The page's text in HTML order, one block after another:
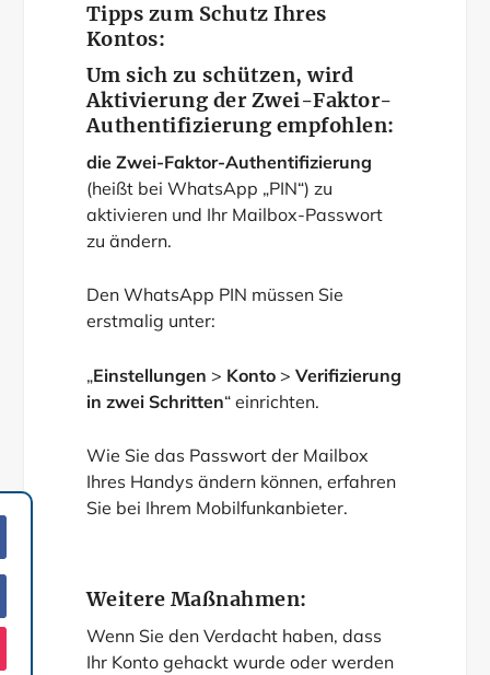
Tipps zum Schutz Ihres
Kontos:
Um sich zu schützen, wird
Aktivierung der Zwei-Faktor-
Authentifizierung empfohlen:
die Zwei-Faktor-Authentifizierung
(heißt bei WhatsApp „PIN“) zu
aktivieren und Ihr Mailbox-Passwort
zu ändern.
Den WhatsApp PIN müssen Sie
erstmalig unter:
„Einstellungen > Konto> Verifizierung
in zwei Schritten“ einrichten.
Wie Sie das Passwort der Mailbox
Ihres Handys ändern können, erfahren
Sie bei Ihrem Mobilfunkanbieter.
Weitere Maßnahmen:
Wenn Sie den Verdacht haben, dass
Ihr Konto gehackt wurde oder werden